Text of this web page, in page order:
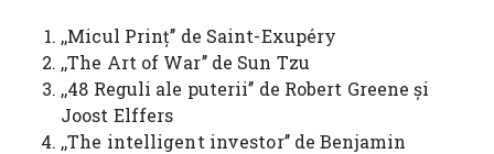
,,Micul Prinț’’ de Saint-Exupéry
,,The Art of War’’ de Sun Tzu
,,48 Reguli ale puterii’’ de Robert Greene și
Joost Elffers
,,The intelligent investor’’ de Benjamin